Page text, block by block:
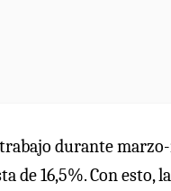
durante marzo-
de 16,5%. Con esto,